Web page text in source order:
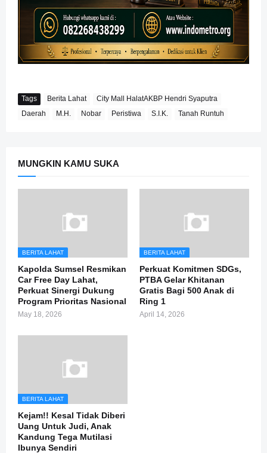
Tags Berita Lahat
City Mall HalatAKBP Hendri Syaputra
Daerah
M.H. Nobar Peristiwa S.I.K. Tanah Runtuh
MUNGKIN KAMU SUKA
BERITA LAHAT
Kapolda Sumsel Resmikan
Car Free Day Lahat,
Perkuat Sinergi Dukung
Program Prioritas Nasional
May 18, 2026
BERITA LAHAT
Perkuat Komitmen SDGs,
PTBA Gelar Khitanan
Gratis Bagi 500 Anak di
Ring 1
April 14, 2026
BERITA LAHAT
Kejam!! Kesal Tidak Diberi
Uang Untuk Judi, Anak
Kandung Tega Mutilasi
Ibunya Sendiri